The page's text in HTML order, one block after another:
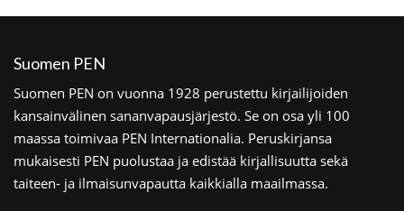
Suomen PEN
Suomen PEN on vuonna 1928 perustettu kirjailijoiden
kansainvälinen sananvapausjärjestö. Se on osa yli 100
maassa toimivaa PEN Internationalia. Peruskirjansa
mukaisesti PEN puolustaa ja edistää kirjallisuutta sekä
taiteen- ja ilmaisunvapautta kaikkialla maailmassa.